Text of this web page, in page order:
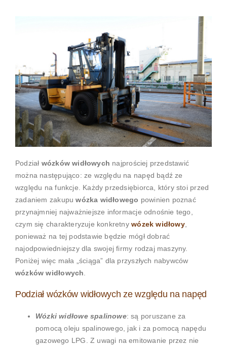
Podział wózków widłowych najprościej przedstawić
można następująco: ze względu na napęd bądź ze
względu na funkcje. Każdy przedsiębiorca, który stoi przed
zadaniem zakupuwózka widłowego powinien poznać
przynajmniej najważniejsze informacje odnośnie tego,
czym się charakteryzuje konkretnywózek widłowy,
ponieważ na tej podstawie będzie mógł dobrać
najodpowiedniejszy dla swojej firmy rodzaj maszyny.
Poniżej więc mała „ściąga” dla przyszłych nabywców
wózków widłowych.
Podział wózków widłowych ze względu na napęd
Wózki widłowe spalinowe: są poruszane za
pomocą oleju spalinowego, jak i za pomocą napędu
gazowego LPG. Z uwagi na emitowanie przez nie